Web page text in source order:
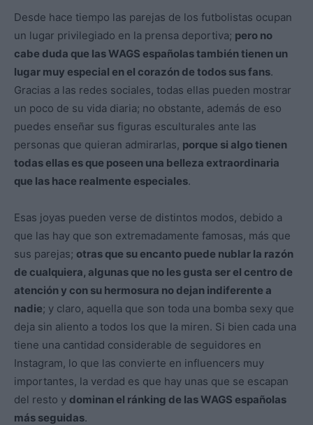
Desde hace tiempo las parejas de los futbolistas ocupan
un lugar privilegiado en la prensa deportiva; pero no
cabe duda que las WAGS españolas también tienen un
lugar muy especial en el corazón de todos sus fans.
Gracias a las redes sociales, todas ellas pueden mostrar
un poco de su vida diaria; no obstante, además de eso
puedes enseñar sus figuras esculturales ante las
personas que quieran admirarlas, porque si algo tienen
todas ellas es que poseen una belleza extraordinaria
que las hace realmente especiales.
Esas joyas pueden verse de distintos modos, debido a
que las hay que son extremadamente famosas, más que
sus parejas; otras que su encanto puede nublar la razón
de cualquiera, algunas que no les gusta ser el centro de
atención y con su hermosura no dejan indiferente a
nadie; y claro, aquella que son toda una bomba sexy que
deja sin aliento a todos los que la miren. Si bien cada una
tiene una cantidad considerable de seguidores en
Instagram, lo que las convierte en influencers muy
importantes, la verdad es que hay unas que se escapan
del resto y dominan el ránking de las WAGS españolas
más seguidas.